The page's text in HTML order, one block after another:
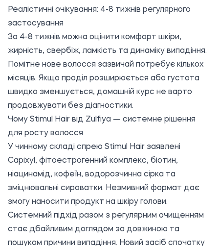
Реалістичні очікування: 4-8 тижнів регулярного
застосування
За 4-8 тижнів можна оцінити комфорт шкіри,
жирність, свербіж, ламкість та динаміку випадіння.
Помітне нове волосся зазвичай потребує кількох
місяців. Якщо проділ розширюється або густота
швидко зменшується, домашній курс не варто
продовжувати без діагностики.
Чому Stimul Hair від Zulfiya — системне рішення
для росту волосся
У чинному складі спрею Stimul Hair заявлені
Capixyl, фітоестрогенний комплекс, біотин,
ніацинамід, кофеїн, водорозчинна сірка та
зміцнювальні сироватки. Незмивний формат дає
змогу наносити продукт на шкіру голови.
Системний підхід разом з регулярним очищенням
стає дбайливим доглядом за довжиною та
пошуком причини випадіння. Новий засіб спочатку